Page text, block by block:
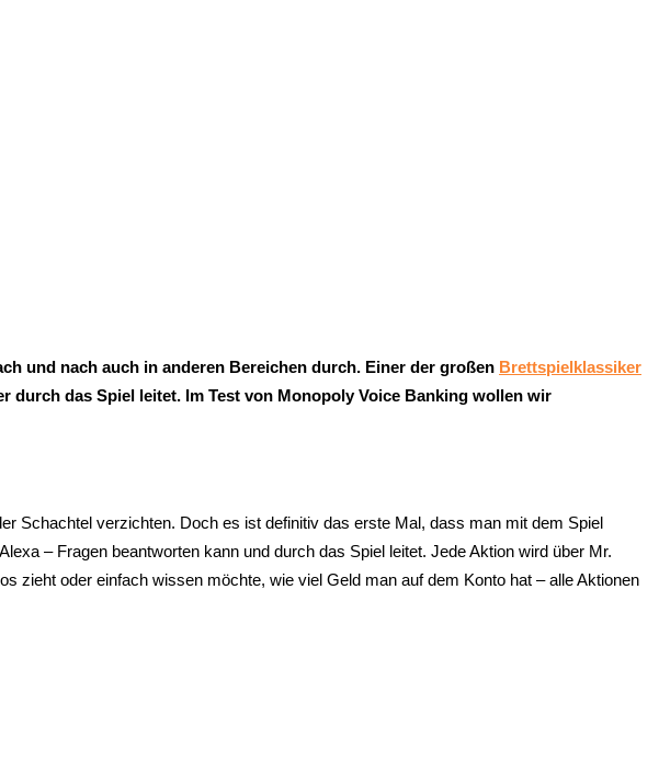
und nach auch in anderen Bereichen durch. Einer der großen Brettspielklassiker
das Spiel leitet. Im Test von Monopoly Voice Banking wollen wir
Schachtel verzichten. Doch es ist definitiv das erste Mal, dass man mit dem Spiel
– Fragen beantworten kann und durch das Spiel leitet. Jede Aktion wird über Mr.
zieht oder einfach wissen möchte, wie viel Geld man auf dem Konto hat – alle Aktionen